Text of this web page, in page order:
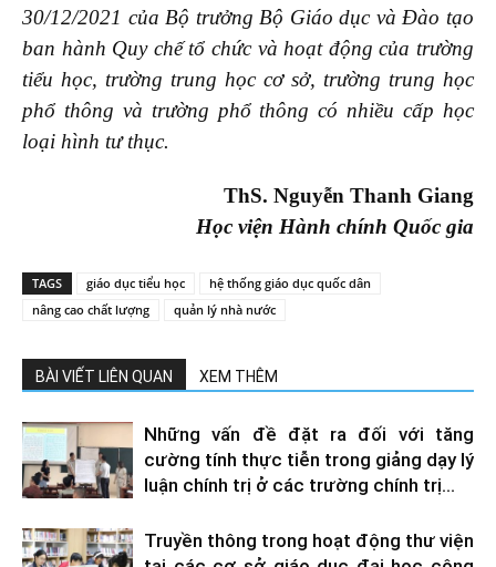
30/12/2021 của Bộ trưởng Bộ Giáo dục và Đào tạo
ban hành Quy chế tổ chức và hoạt động của trường
tiểu học, trường trung học cơ sở, trường trung học
phổ thông và trường phổ thông có nhiều cấp học
loại hình tư thục.
ThS. Nguyễn Thanh Giang
Học viện Hành chính Quốc gia
TAGS giáo dục tiểu học
hệ thống giáo dục quốc dân
nâng cao chất lượng
quản lý nhà nước
BÀI VIẾT LIÊN QUAN XEM THÊM
Những vấn đề đặt ra đối với tăng
cường tính thực tiễn trong giảng dạy lý
luận chính trị ở các trường chính trị...
Truyền thông trong hoạt động thư viện